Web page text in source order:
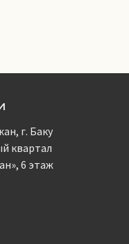
г. Баку
квартал
6 этаж